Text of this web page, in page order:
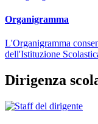
Organigramma
L'Organigramma
dell'Istituzione
Dirigenza